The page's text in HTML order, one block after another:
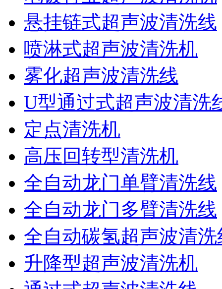
悬挂链式超声波清洗线
喷淋式超声波清洗机
雾化超声波清洗线
U型通过式超声波清洗
定点清洗机
高压回转型清洗机
全自动龙门单臂清洗线
全自动龙门多臂清洗线
全自动碳氢超声波清洗
升降型超声波清洗机